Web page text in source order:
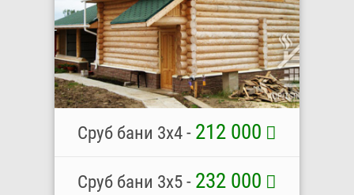
Сруб бани 3х4 - 212 000
Сруб бани 3х5 - 232 000